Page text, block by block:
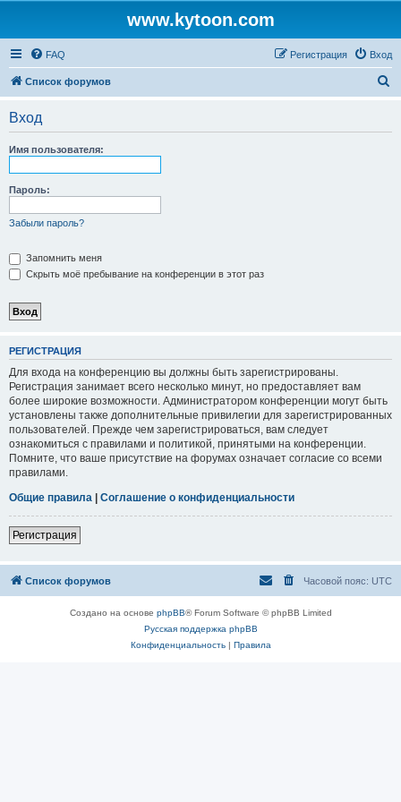
www.kytoon.com
FAQ Вход
Регистрация
Список форумов
Вход
Имя пользователя:
Пароль:
Забыли пароль?
Запомнить меня
Скрыть моё пребывание на конференции в этот раз
РЕГИСТРАЦИЯ
Для входа на конференцию вы должны быть зарегистрированы.
Регистрация занимает всего несколько минут, но предоставляет вам
более широкие возможности. Администратором конференции могут быть
установлены также дополнительные привилегии для зарегистрированных
пользователей. Прежде чем зарегистрироваться, вам следует
ознакомиться с правилами и политикой, принятыми на конференции.
Помните, что ваше присутствие на форумах означает согласие со всеми
правилами.
Общие правила | Соглашение о конфиденциальности
Регистрация
Список форумов Часовой пояс: UTC
Создано на основе phpBB® Forum Software © phpBB Limited
Русская поддержка phpBB
Конфиденциальность| Правила